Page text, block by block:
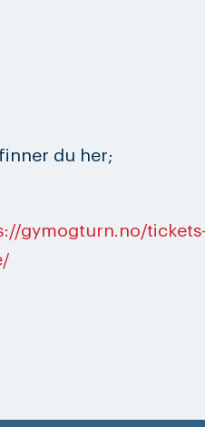
du her;
gymogturn.no/